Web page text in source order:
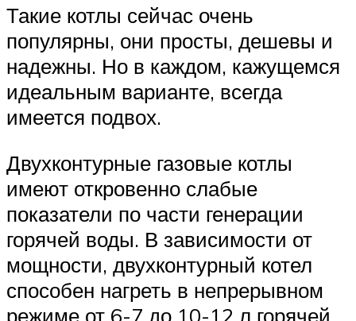
Такие котлы сейчас очень
популярны, они просты, дешевы и
надежны. Но в каждом, кажущемся
идеальным варианте, всегда
имеется подвох.
Двухконтурные газовые котлы
имеют откровенно слабые
показатели по части генерации
горячей воды. В зависимости от
мощности, двухконтурный котел
способен нагреть в непрерывном
режиме от 6-7 до 10-12 л горячей